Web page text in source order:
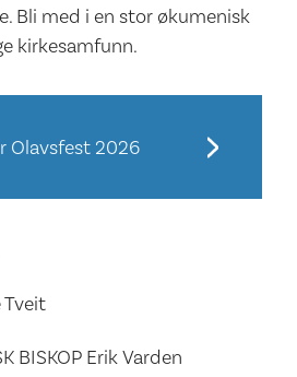
Bli med i en stor økumenisk
kirkesamfunn.
Olavsfest 2026
Tveit
BISKOP Erik Varden